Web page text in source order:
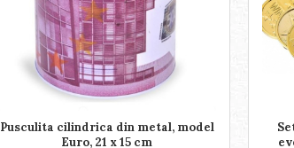
Pusculita cilindrica din metal, model
Euro, 21 x 15 cm